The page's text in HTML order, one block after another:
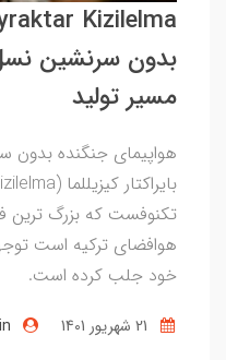
بدون سرنشین
مسیر تولید
هواپیمای جنگنده بدون
تکنوفست که بزرگ ترین
هوافضای ترکیه است
خود جلب کرده است.